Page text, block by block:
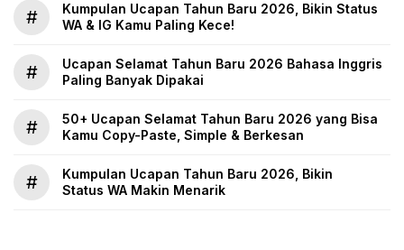
#
Kumpulan Ucapan Tahun Baru 2026, Bikin Status
WA & IG Kamu Paling Kece!
#
Ucapan Selamat Tahun Baru 2026 Bahasa Inggris
Paling Banyak Dipakai
#
50+ Ucapan Selamat Tahun Baru 2026 yang Bisa
Kamu Copy-Paste, Simple & Berkesan
#
Kumpulan Ucapan Tahun Baru 2026, Bikin
Status WA Makin Menarik